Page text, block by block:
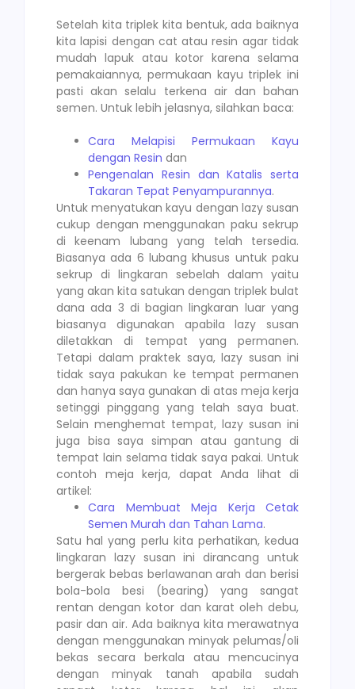
Setelah kita triplek kita bentuk, ada baiknya
kita lapisi dengan cat atau resin agar tidak
mudah lapuk atau kotor karena selama
pemakaiannya, permukaan kayu triplek ini
pasti akan selalu terkena air dan bahan
semen. Untuk lebih jelasnya, silahkan baca:
Cara Melapisi Permukaan Kayu
dengan Resin dan
Pengenalan Resin dan Katalis serta
Takaran Tepat Penyampurannya.
Untuk menyatukan kayu dengan lazy susan
cukup dengan menggunakan paku sekrup
di keenam lubang yang telah tersedia.
Biasanya ada 6 lubang khusus untuk paku
sekrup di lingkaran sebelah dalam yaitu
yang akan kita satukan dengan triplek bulat
dana ada 3 di bagian lingkaran luar yang
biasanya digunakan apabila lazy susan
diletakkan di tempat yang permanen.
Tetapi dalam praktek saya, lazy susan ini
tidak saya pakukan ke tempat permanen
dan hanya saya gunakan di atas meja kerja
setinggi pinggang yang telah saya buat.
Selain menghemat tempat, lazy susan ini
juga bisa saya simpan atau gantung di
tempat lain selama tidak saya pakai. Untuk
contoh meja kerja, dapat Anda lihat di
artikel:
Cara Membuat Meja Kerja Cetak
Semen Murah dan Tahan Lama.
Satu hal yang perlu kita perhatikan, kedua
lingkaran lazy susan ini dirancang untuk
bergerak bebas berlawanan arah dan berisi
bola-bola besi (bearing) yang sangat
rentan dengan kotor dan karat oleh debu,
pasir dan air. Ada baiknya kita merawatnya
dengan menggunakan minyak pelumas/oli
bekas secara berkala atau mencucinya
dengan minyak tanah apabila sudah